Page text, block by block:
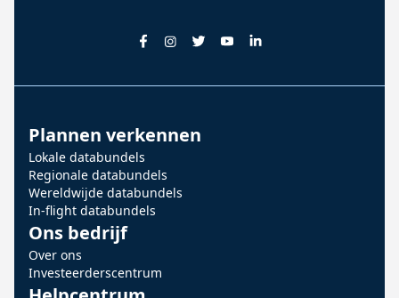
Plannen verkennen
Lokale databundels
Regionale databundels
Wereldwijde databundels
In-flight databundels
Ons bedrijf
Over ons
Investeerderscentrum